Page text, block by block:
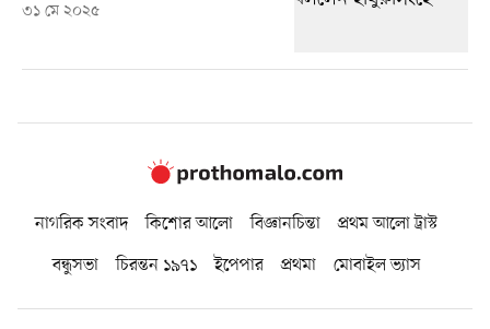
৩১ মে ২০২৫
নাগরিক সংবাদ কিশোর আলো বিজ্ঞানচিন্তা
প্রথম আলো ট্রাস্ট
বন্ধুসভা
চিরন্তন ১৯৭১ ইপেপার প্রথমা মোবাইল ভ্যাস